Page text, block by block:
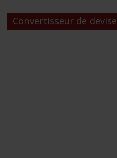
Convertisseur de devise